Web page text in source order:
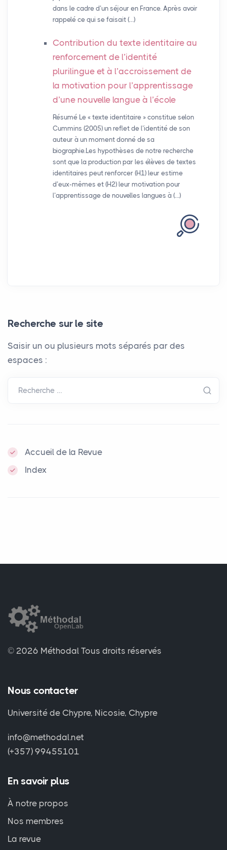
dans le cadre d’un séjour en France. Après avoir
rappelé ce qui se faisait (…)
Contribution du texte identitaire au
renforcement de l’identité
plurilingue et à l’accroissement de
la motivation pour l’apprentissage
d’une nouvelle langue à l’école
Résumé Le « texte identitaire » constitue selon
Cummins (2005) un reflet de l’identité de son
auteur à un moment donné de sa
biographie.Les hypothèses de notre recherche
sont que la production par les élèves de textes
identitaires peut renforcer (H1) leur estime
d’eux-mêmes et (H2) leur motivation pour
l’apprentissage de nouvelles langues à (…)
Recherche sur le site
Saisir un ou plusieurs mots séparés par des
espaces :
Recherche …
Accueil de la Revue
Index
© 2026 Méthodal Tous droits réservés
Nous contacter
Université de Chypre, Nicosie, Chypre
info@methodal.net
(+357) 99455101
En savoir plus
À notre propos
Nos membres
La revue